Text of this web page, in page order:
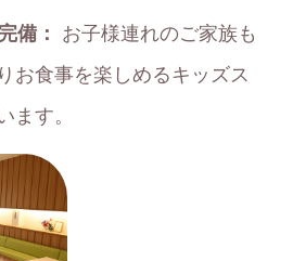
備：
お子様連れのご家族も
お食事を楽しめるキッズス
ます。